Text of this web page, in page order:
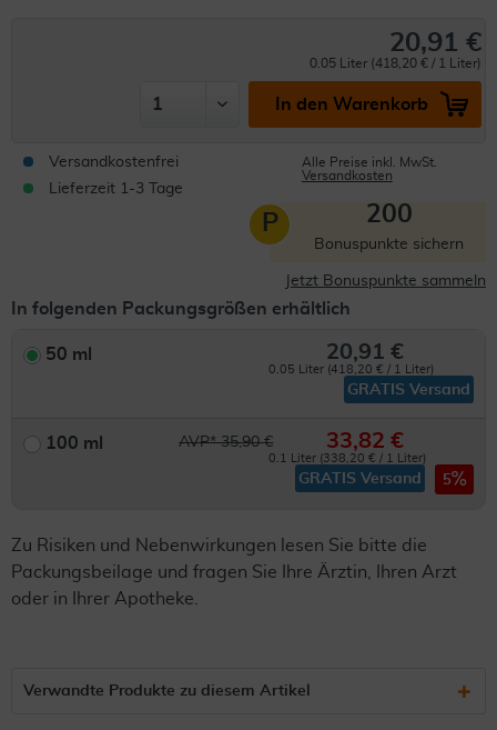
20,91 €
0.05 Liter (418,20 € / 1 Liter)
In den Warenkorb
Versandkostenfrei
Lieferzeit 1-3 Tage
Alle Preise inkl. MwSt.
Versandkosten
P 200
Bonuspunkte sichern
Jetzt Bonuspunkte sammeln
In folgenden Packungsgrößen erhältlich
50 ml 20,91 €
0.05 Liter (418,20 € / 1 Liter)
GRATIS Versand
100 ml AVP* 35,90 € 33,82 €
0.1 Liter (338,20 € / 1 Liter)
GRATIS Versand 5
Zu Risiken und Nebenwirkungen lesen Sie bitte die
Packungsbeilage und fragen Sie Ihre Ärztin, Ihren Arzt
oder in Ihrer Apotheke.
Verwandte Produkte zu diesem Artikel